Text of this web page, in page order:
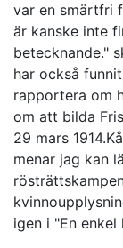
var en smärtfri
är kanske inte
betecknande."
har också
rapportera om
om att bilda
29 mars
menar jag kan
igen i "En enkel